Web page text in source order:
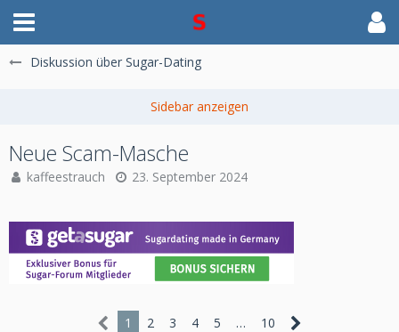
Diskussion über Sugar-Dating
Neue Scam-Masche
kaffeestrauch 23. September 2024
1 2 3 4 5 … 10